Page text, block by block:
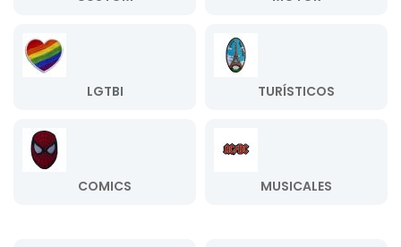
LGTBI TURÍSTICOS
COMICS MUSICALES